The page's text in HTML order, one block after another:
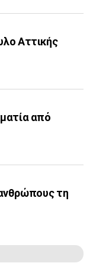
Αττικής
από
τη